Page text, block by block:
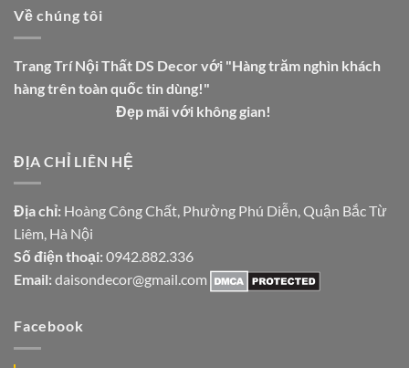
Về chúng tôi
Trang Trí Nội Thất DS Decor với "Hàng trăm nghìn khách
hàng trên toàn quốc tin dùng!"
Đẹp mãi với không gian!
ĐỊA CHỈ LIÊN HỆ
Địa chỉ: Hoàng Công Chất, Phường Phú Diễn, Quận Bắc Từ
Liêm, Hà Nội
Số điện thoại: 0942.882.336
Email: daisondecor@gmail.com
Facebook